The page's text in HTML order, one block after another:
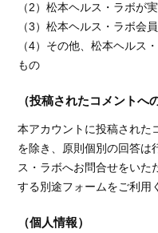
（2）松本ヘルス・ラボが
（3）松本ヘルス・ラボ会
（4）その他、松本ヘルス
もの
（投稿されたコメントへ
本アカウントに投稿された
を除き、原則個別の回答は
ス・ラボへお問合せをいた
する別途フォームをご利用
（個人情報）